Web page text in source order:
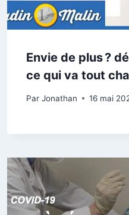
Envie de plus ?
ce qui va tout
Par Jonathan 16 mai